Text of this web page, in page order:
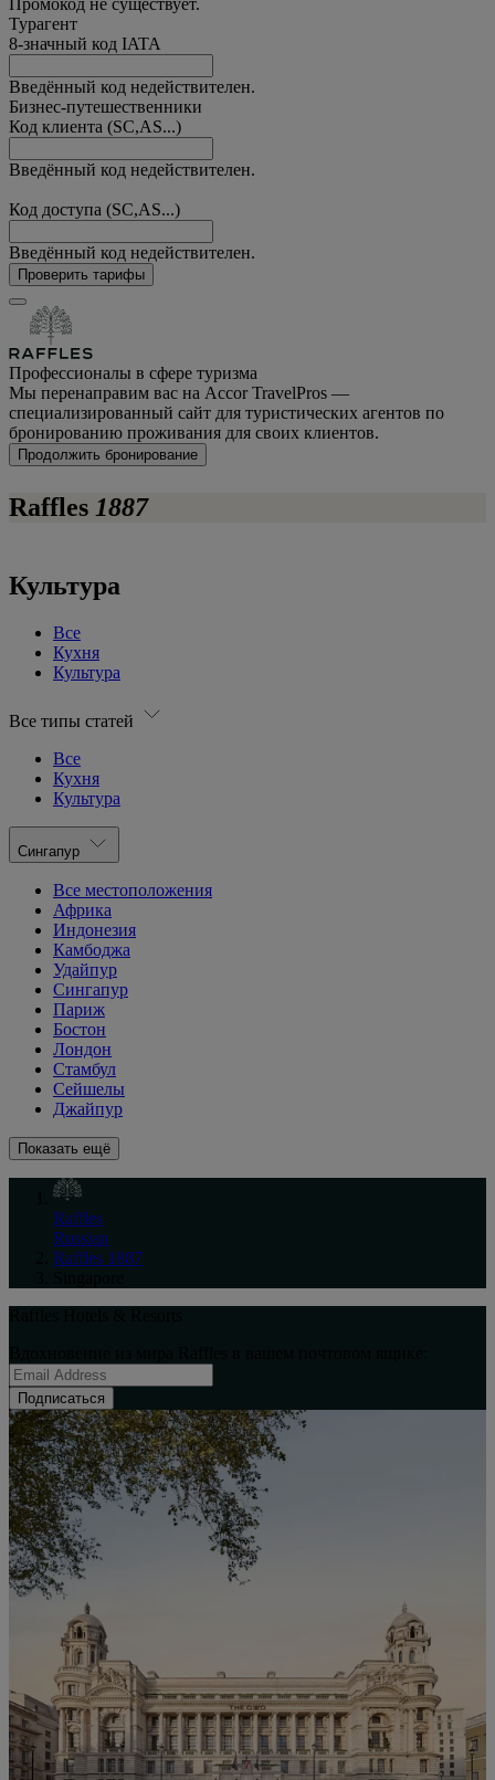
Промокод не существует.
Турагент
8-значный код IATA
Введённый код недействителен.
Бизнес-путешественники
Код клиента (SC,AS...)
Введённый код недействителен.
Код доступа (SC,AS...)
Введённый код недействителен.
Проверить тарифы
Профессионалы в сфере туризма
Мы перенаправим вас на Accor TravelPros —
специализированный сайт для туристических агентов по
бронированию проживания для своих клиентов.
Продолжить бронирование
Raffles 1887
Культура
Все
Кухня
Культура
Все типы статей
Все
Кухня
Культура
Сингапур
Все местоположения
Африка
Индонезия
Камбоджа
Удайпур
Сингапур
Париж
Бостон
Лондон
Стамбул
Сейшелы
Джайпур
Показать ещё
Raffles
Russian
Raffles 1887
Подписаться